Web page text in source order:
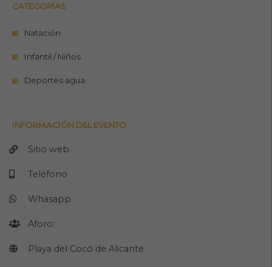
CATEGORÍAS
Natación
Infantil / Niños
Deportes agua
INFORMACIÓN DEL EVENTO
Sitio web
Teléfono
Whasapp
Aforo:
Playa del Cocó de Alicante